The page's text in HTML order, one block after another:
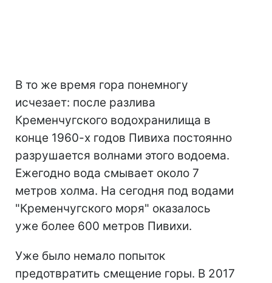
В то же время гора понемногу
исчезает: после разлива
Кременчугского водохранилища в
конце 1960-х годов Пивиха постоянно
разрушается волнами этого водоема.
Ежегодно вода смывает около 7
метров холма. На сегодня под водами
"Кременчугского моря" оказалось
уже более 600 метров Пивихи.
Уже было немало попыток
предотвратить смещение горы. В 2017